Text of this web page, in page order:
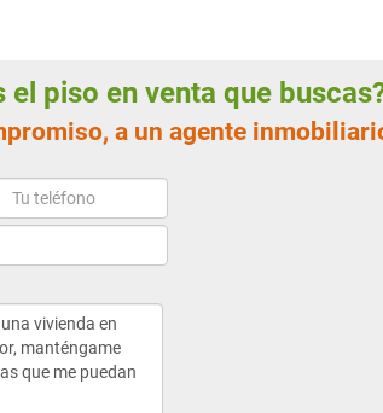
el piso en venta que
a un agente